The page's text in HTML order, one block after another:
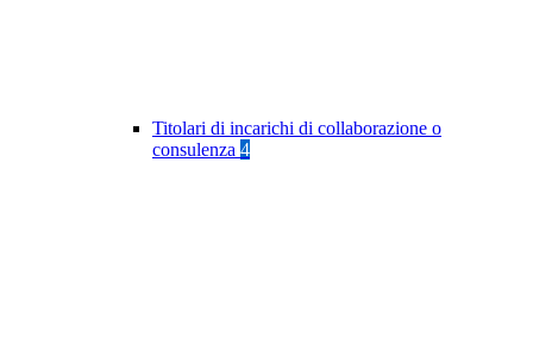
Titolari di incarichi di collaborazione o
consulenza 4